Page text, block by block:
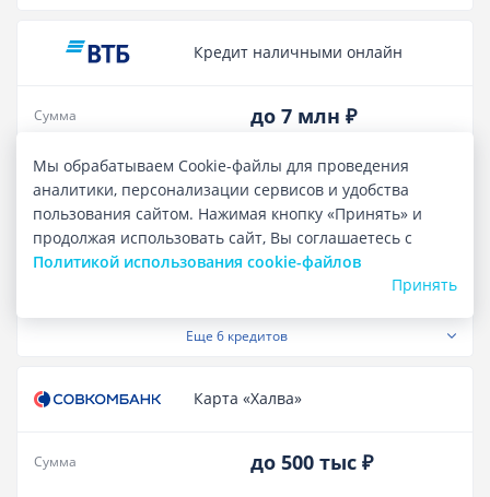
Кредит наличными онлайн
до 7 млн ₽
Сумма
19.900% -55.900%
Полная стоимость кредита
от 9.6%
Ставка в год
Лиц. № 1000
Еще 6 кредитов
Карта «Халва»
до 500 тыс ₽
Сумма
Мы обрабатываем Cookie-файлы для проведения
аналитики, персонализации сервисов и удобства
пользования сайтом. Нажимая кнопку «Принять» и
продолжая использовать сайт, Вы соглашаетесь с
Политикой использования cookie-файлов
Принять